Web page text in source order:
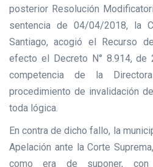
posterior Resolución
sentencia de 04/04/2018, la
Santiago, acogió el Recurso
efecto el Decreto N° 8.914, de
competencia de la
procedimiento de invalidación
toda lógica.
En contra de dicho fallo, la
Apelación ante la Corte
como era de suponer,